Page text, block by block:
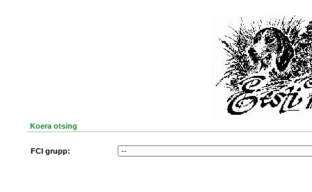
Koera otsing
FCI grupp: